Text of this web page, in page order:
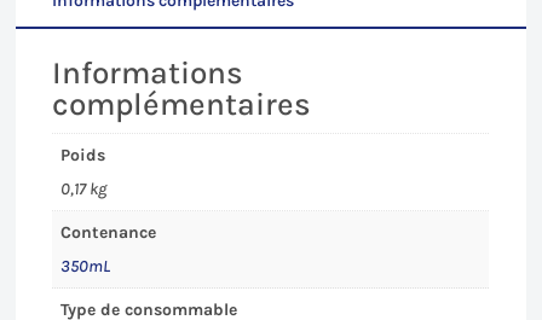
350mL
Informations
complémentaires
Poids
0,17 kg
Contenance
350mL
Type de consommable